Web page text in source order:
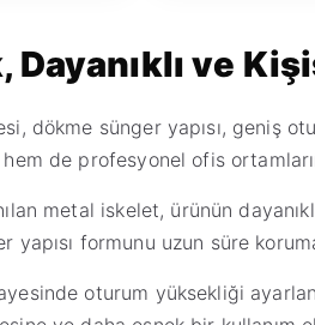
Dayanıklı ve
dökme sünger yapısı, geniş
de profesyonel ofis
metal iskelet, ürünün
yapısı formunu uzun süre
oturum yüksekliği